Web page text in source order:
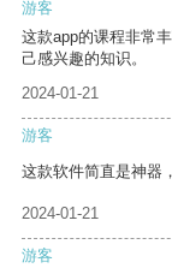
游客
这款app的课程非常
己感兴趣的知识。
2024-01-21
游客
这款软件简直是神器
2024-01-21
游客